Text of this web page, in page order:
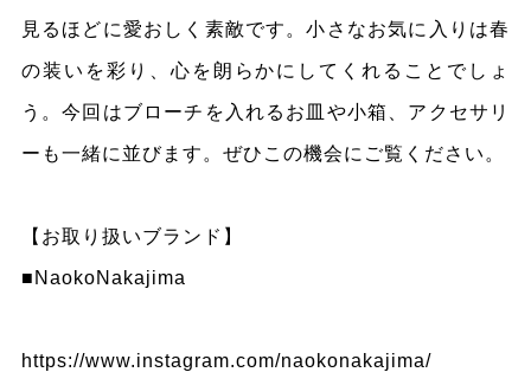
見るほどに愛おしく素敵です。小さなお気に入りは春
の装いを彩り、心を朗らかにしてくれることでしょ
う。今回はブローチを入れるお皿や小箱、アクセサリ
ーも一緒に並びます。ぜひこの機会にご覧ください。
【お取り扱いブランド】
■NaokoNakajima
https://www.instagram.com/naokonakajima/